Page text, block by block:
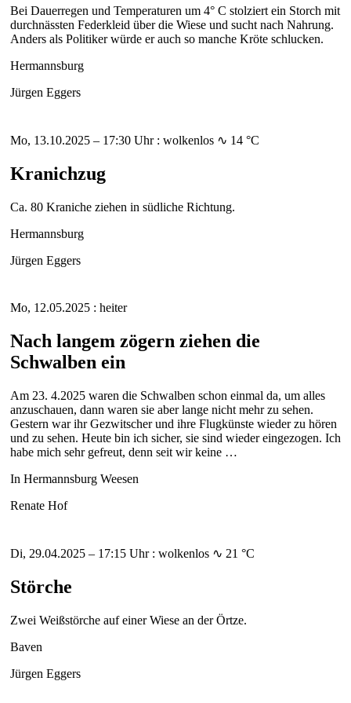
Bei Dauerregen und Temperaturen um 4° C stolziert ein Storch mit
durchnässten Federkleid über die Wiese und sucht nach Nahrung.
Anders als Politiker würde er auch so manche Kröte schlucken.
Hermannsburg
Jürgen Eggers
Mo, 13.10.2025 – 17:30 Uhr : wolkenlos ∿ 14 °C
Kranichzug
Ca. 80 Kraniche ziehen in südliche Richtung.
Hermannsburg
Jürgen Eggers
Mo, 12.05.2025 : heiter
Nach langem zögern ziehen die
Schwalben ein
Am 23. 4.2025 waren die Schwalben schon einmal da, um alles
anzuschauen, dann waren sie aber lange nicht mehr zu sehen.
Gestern war ihr Gezwitscher und ihre Flugkünste wieder zu hören
und zu sehen. Heute bin ich sicher, sie sind wieder eingezogen. Ich
habe mich sehr gefreut, denn seit wir keine …
In Hermannsburg Weesen
Renate Hof
Di, 29.04.2025 – 17:15 Uhr : wolkenlos ∿ 21 °C
Störche
Zwei Weißstörche auf einer Wiese an der Örtze.
Baven
Jürgen Eggers